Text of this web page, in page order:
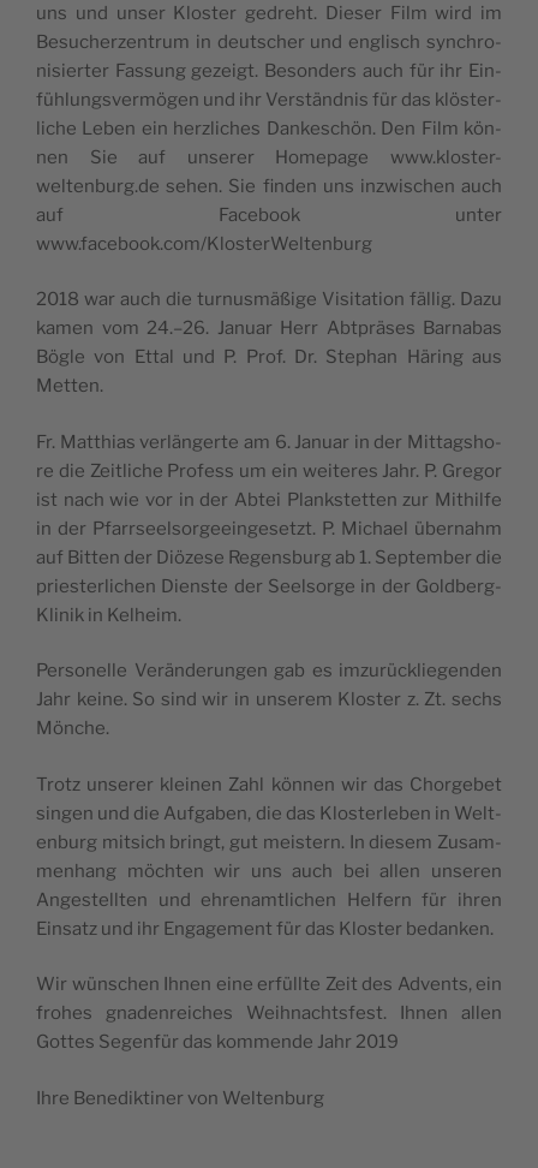
uns und unser Klo­ster gedre­ht. Die­ser Film wird im
Besu­cher­zen­trum in deu­tscher und engli­sch syn­chro­
ni­sier­ter Fas­sung gezeigt. Beson­ders auch für ihr Ein­
fü­hlung­sver­mö­gen und ihr Ver­ständ­nis für das klö­ster­
li­che Leben ein herz­li­ches Dan­ke­schön. Den Film kön­
nen Sie auf unse­rer Home­pa­ge www.kloster-
weltenburg.de sehen. Sie fin­den uns inz­wi­schen auch
auf Face­book unter
www.facebook.com/KlosterWeltenburg
2018 war auch die tur­nu­smäßi­ge Visi­ta­tion fäl­lig. Dazu
kamen vom 24.–26. Januar Herr Abt­prä­ses Bar­na­bas
Bögle von Ettal und P. Prof. Dr. Ste­phan Häring aus
Metten.
Fr. Mat­thias ver­län­ger­te am 6. Januar in der Mit­tag­sho­
re die Zei­tli­che Pro­fess um ein wei­te­res Jahr. P. Gre­gor
ist nach wie vor in der Abtei Plank­stet­ten zur Mithil­fe
in der Pfarr­seel­sor­geein­ge­se­tzt. P. Michael über­nahm
auf Bit­ten der Diö­ze­se Regen­sburg ab 1. Sep­tem­ber die
prie­ster­li­chen Dien­ste der Seel­sor­ge in der Gold­berg-
Kli­nik in Kelheim.
Per­so­nel­le Verän­de­run­gen gab es imzu­rüc­klie­gen­den
Jahr kei­ne. So sind wir in unse­rem Klo­ster z. Zt. sechs
Mönche.
Tro­tz unse­rer klei­nen Zahl kön­nen wir das Chor­ge­bet
sin­gen und die Auf­ga­ben, die das Klo­ster­le­ben in Welt­
en­burg mitsich bringt, gut mei­stern. In die­sem Zusam­
me­n­hang möch­ten wir uns auch bei allen unse­ren
Ange­stell­ten und ehre­nam­tli­chen Hel­fern für ihren
Ein­sa­tz und ihr Enga­ge­ment für das Klo­ster bedanken.
Wir wün­schen Ihnen eine erfüll­te Zeit des Adven­ts, ein
fro­hes gna­den­rei­ches Weih­na­ch­tsfe­st. Ihnen allen
Got­tes Segen­für das kom­men­de Jahr 2019
Ihre Bene­dik­ti­ner von Weltenburg